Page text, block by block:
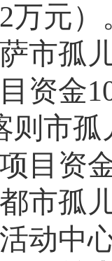
万元）
市孤
资金
则 市孤
目资
市孤
动中